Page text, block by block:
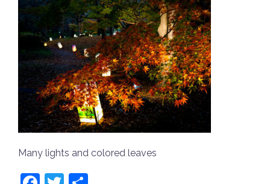
Many lights and colored leaves